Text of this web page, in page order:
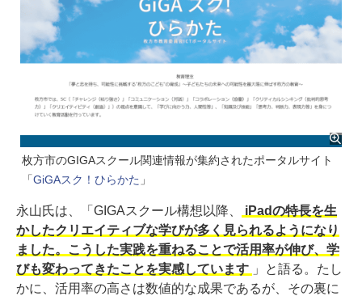
枚方市のGIGAスクール関連情報が集約されたポータルサイト
「GiGAスク！ひらかた 」
永山氏は、「GIGAスクール構想以降、
iPadの特長を生
かしたクリエイティブな学びが多く見られるようになり
ました。こうした実践を重ねることで活用率が伸び、学
びも変わってきたことを実感しています 」と語る。たし
かに、活用率の高さは数値的な成果であるが、その裏に